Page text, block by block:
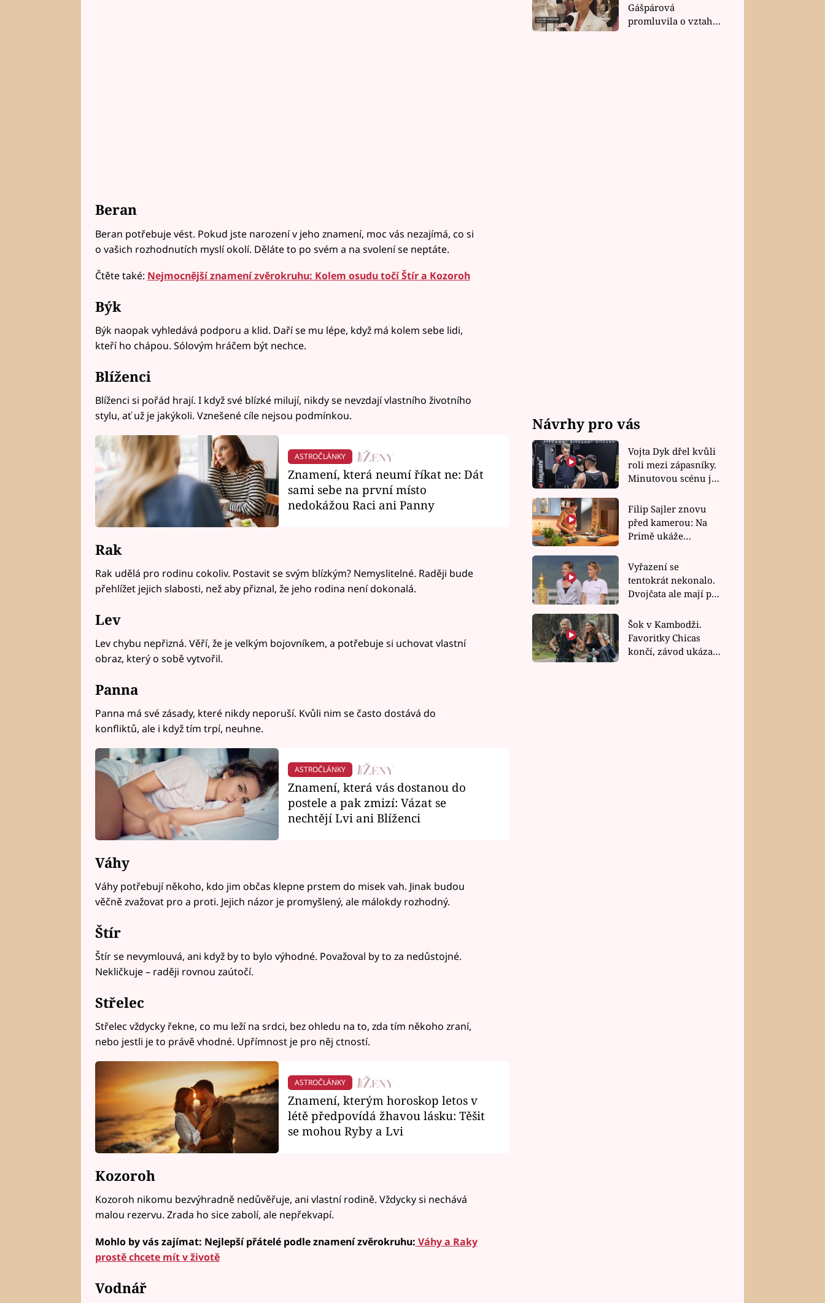
Beran
Beran potřebuje vést. Pokud jste narození v jeho znamení, moc vás nezajímá, co si
o vašich rozhodnutích myslí okolí. Děláte to po svém a na svolení se neptáte.
Čtěte také: Nejmocnější znamení zvěrokruhu: Kolem osudu točí Štír a Kozoroh
Býk
Býk naopak vyhledává podporu a klid. Daří se mu lépe, když má kolem sebe lidi,
kteří ho chápou. Sólovým hráčem být nechce.
Blíženci
Blíženci si pořád hrají. I když své blízké milují, nikdy se nevzdají vlastního životního
stylu, ať už je jakýkoli. Vznešené cíle nejsou podmínkou.
ASTROČLÁNKY
Znamení, která neumí říkat ne: Dát
sami sebe na první místo
nedokážou Raci ani Panny
Rak
Rak udělá pro rodinu cokoliv. Postavit se svým blízkým? Nemyslitelné. Raději bude
přehlížet jejich slabosti, než aby přiznal, že jeho rodina není dokonalá.
Lev
Lev chybu nepřizná. Věří, že je velkým bojovníkem, a potřebuje si uchovat vlastní
obraz, který o sobě vytvořil.
Panna
Panna má své zásady, které nikdy neporuší. Kvůli nim se často dostává do
konfliktů, ale i když tím trpí, neuhne.
ASTROČLÁNKY
Znamení, která vás dostanou do
postele a pak zmizí: Vázat se
nechtějí Lvi ani Blíženci
Váhy
Váhy potřebují někoho, kdo jim občas klepne prstem do misek vah. Jinak budou
věčně zvažovat pro a proti. Jejich názor je promyšlený, ale málokdy rozhodný.
Štír
Štír se nevymlouvá, ani když by to bylo výhodné. Považoval by to za nedůstojné.
Nekličkuje – raději rovnou zaútočí.
Střelec
Střelec vždycky řekne, co mu leží na srdci, bez ohledu na to, zda tím někoho zraní,
nebo jestli je to právě vhodné. Upřímnost je pro něj ctností.
ASTROČLÁNKY
Znamení, kterým horoskop letos v
létě předpovídá žhavou lásku: Těšit
se mohou Ryby a Lvi
Kozoroh
Kozoroh nikomu bezvýhradně nedůvěřuje, ani vlastní rodině. Vždycky si nechává
malou rezervu. Zrada ho sice zabolí, ale nepřekvapí.
Mohlo by vás zajímat: Nejlepší přátelé podle znamení zvěrokruhu: Váhy a Raky
prostě chcete mít v životě
Vodnář
Gášpárová
promluvila o vztahu
Návrhy pro vás
Vojta Dyk dřel kvůli
roli mezi zápasníky.
Minutovou scénu jel
Filip Sajler znovu
před kamerou: Na
Primě ukáže
rychlé recepty
Vyřazení se
tentokrát nekonalo.
Dvojčata ale mají po
závodu nůž na krku
Šok v Kambodži.
Favoritky Chicas
končí, závod ukázal